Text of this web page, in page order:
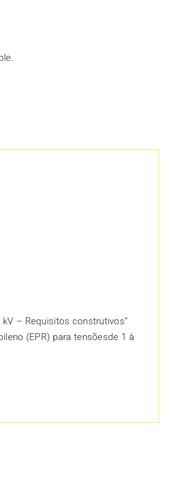
– Requisitos construtivos”
(EPR) para tensõesde 1 à